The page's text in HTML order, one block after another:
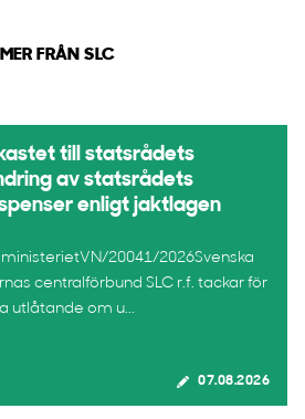
MER FRÅN SLC
till statsrådets
av statsrådets
enligt jaktlagen
20041/2026Svenska
centralförbund SLC r.f. tackar för
utlåtande om u...
07.08.2026